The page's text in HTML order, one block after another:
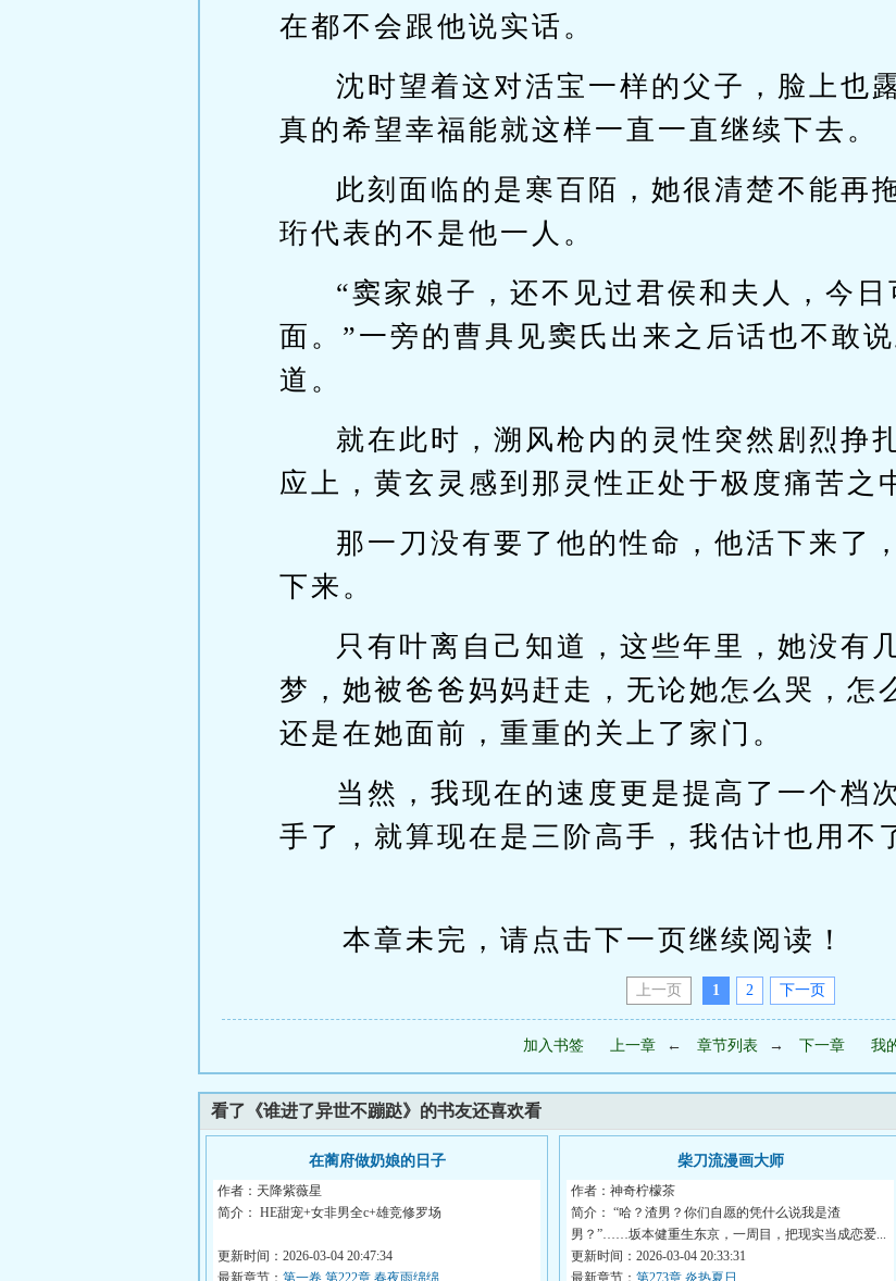
在都不会跟他说实话。
沈时望着这对活宝一样的父子，脸上也
真的希望幸福能就这样一直一直继续下去。
此刻面临的是寒百陌，她很清楚不能再
珩代表的不是他一人。
“窦家娘子，还不见过君侯和夫人，今
面。”一旁的曹具见窦氏出来之后话也不敢
道。
就在此时，溯风枪内的灵性突然剧烈挣
应上，黄玄灵感到那灵性正处于极度痛苦之
那一刀没有要了他的性命，他活下来了
下来。
只有叶离自己知道，这些年里，她没有
梦，她被爸爸妈妈赶走，无论她怎么哭，怎
还是在她面前，重重的关上了家门。
当然，我现在的速度更是提高了一个档
手了，就算现在是三阶高手，我估计也用不
本章未完，请点击下一页继续阅读！
上一页 1 2 下一页
加入书签 上一章 ← 章节列表 → 下一章 我
看了《谁进了异世不蹦跶》的书友还喜欢看
在蔺府做奶娘的日子
作者：天降紫薇星
简介： HE甜宠+女非男全c+雄竞修罗场
蔺云琛很早就察觉到，每夜...
更新时间：2026-03-04 20:47:34
最新章节： 第一卷 第222章 春夜雨绵绵
柴刀流漫画大师
作者：神奇柠檬茶
简介： “哈？渣男？你们自愿的凭什么说我是渣
男？”……坂本健重生东京，一周目，把现实当成恋爱...
更新时间：2026-03-04 20:33:31
最新章节： 第273章 炎热夏日